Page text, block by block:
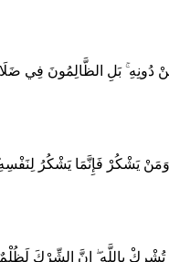
دُونِهِ ۚ بَلِ الظَّالِمُونَ فِي
وَمَنْ يَشْكُرْ فَإِنَّمَا يَشْكُرُ
تُشْرِكْ بِاللَّهِ ۖ إِنَّ الشِّرْكَ